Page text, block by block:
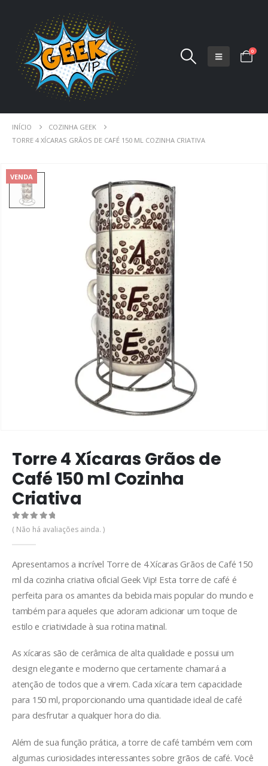
0
INÍCIO
COZINHA GEEK
TORRE 4 XÍCARAS GRÃOS DE CAFÉ 150 ML COZINHA CRIATIVA
VENDA
Torre 4 Xícaras Grãos de
Café 150 ml Cozinha
Criativa
0 de 5
( Não há avaliações ainda. )
Apresentamos a incrível Torre de 4 Xícaras Grãos de Café 150
ml da cozinha criativa oficial Geek Vip! Esta torre de café é
perfeita para os amantes da bebida mais popular do mundo e
também para aqueles que adoram adicionar um toque de
estilo e criatividade à sua rotina matinal.
As xícaras são de cerâmica de alta qualidade e possui um
design elegante e moderno que certamente chamará a
atenção de todos que a virem. Cada xícara tem capacidade
para 150 ml, proporcionando uma quantidade ideal de café
para desfrutar a qualquer hora do dia.
Além de sua função prática, a torre de café também vem com
algumas curiosidades interessantes sobre grãos de café. Você